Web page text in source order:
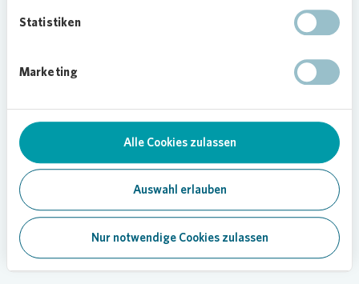
Statistiken
Marketing
Alle Cookies zulassen
Auswahl erlauben
Nur notwendige Cookies zulassen